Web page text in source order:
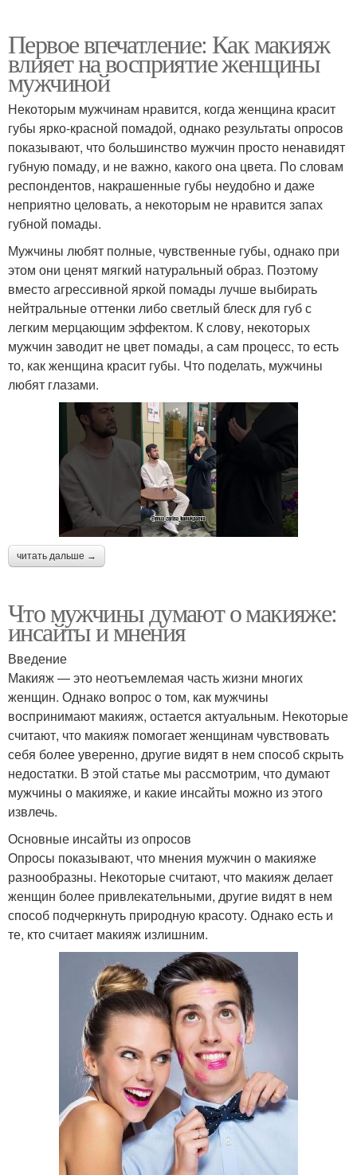
Первое впечатление: Как макияж
влияет на восприятие женщины
мужчиной
Некоторым мужчинам нравится, когда женщина красит
губы ярко-красной помадой, однако результаты опросов
показывают, что большинство мужчин просто ненавидят
губную помаду, и не важно, какого она цвета. По словам
респондентов, накрашенные губы неудобно и даже
неприятно целовать, а некоторым не нравится запах
губной помады.
Мужчины любят полные, чувственные губы, однако при
этом они ценят мягкий натуральный образ. Поэтому
вместо агрессивной яркой помады лучше выбирать
нейтральные оттенки либо светлый блеск для губ с
легким мерцающим эффектом. К слову, некоторых
мужчин заводит не цвет помады, а сам процесс, то есть
то, как женщина красит губы. Что поделать, мужчины
любят глазами.
читать дальше →
Что мужчины думают о макияже:
инсайты и мнения
Введение
Макияж — это неотъемлемая часть жизни многих
женщин. Однако вопрос о том, как мужчины
воспринимают макияж, остается актуальным. Некоторые
считают, что макияж помогает женщинам чувствовать
себя более уверенно, другие видят в нем способ скрыть
недостатки. В этой статье мы рассмотрим, что думают
мужчины о макияже, и какие инсайты можно из этого
извлечь.
Основные инсайты из опросов
Опросы показывают, что мнения мужчин о макияже
разнообразны. Некоторые считают, что макияж делает
женщин более привлекательными, другие видят в нем
способ подчеркнуть природную красоту. Однако есть и
те, кто считает макияж излишним.